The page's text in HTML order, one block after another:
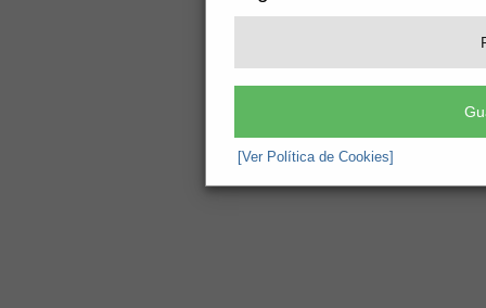
[Ver Política de Cookies]